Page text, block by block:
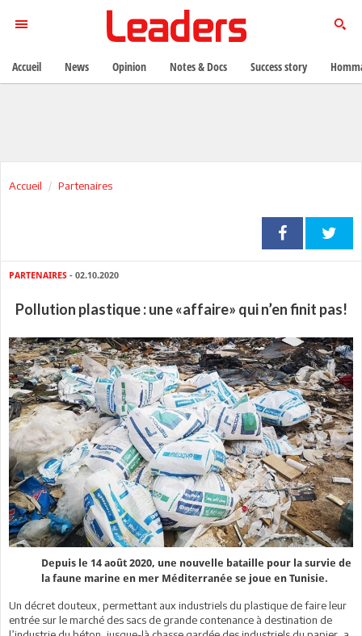
Accueil Partenaires
PARTENAIRES - 02.10.2020
Pollution plastique : une «affaire» qui n’en finit pas!
Depuis le 14 août 2020, une nouvelle bataille pour la survie de
la faune marine en mer Méditerranée se joue en Tunisie.
Un décret douteux, permettant aux industriels du plastique de faire leur
entrée sur le marché des sacs de grande contenance à destination de
Accueil News Opinion Notes & Docs Success story